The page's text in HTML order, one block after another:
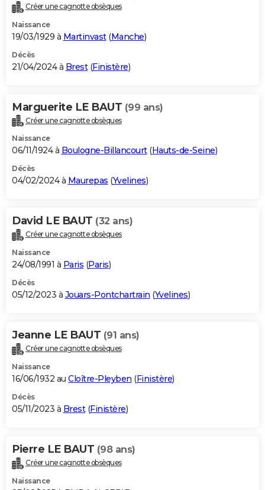
Créer une cagnotte obsèques
Naissance
19/03/1929 à Martinvast(Manche)
Décès
21/04/2024 à Brest(Finistère)
Marguerite LE BAUT (99 ans)
Créer une cagnotte obsèques
Naissance
06/11/1924 à Boulogne-Billancourt(Hauts-de-Seine)
Décès
04/02/2024 à Maurepas (Yvelines)
David LE BAUT (32 ans)
Créer une cagnotte obsèques
Naissance
24/08/1991 à Paris (Paris)
Décès
05/12/2023 à Jouars-Pontchartrain (Yvelines)
Jeanne LE BAUT (91 ans)
Créer une cagnotte obsèques
Naissance
16/06/1932 au Cloître-Pleyben (Finistère)
Décès
05/11/2023 à Brest(Finistère)
Pierre LE BAUT (98 ans)
Créer une cagnotte obsèques
Naissance